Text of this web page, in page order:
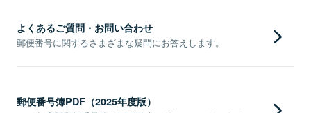
よくあるご質問・お問い合わせ
郵便番号に関するさまざまな疑問にお答えします。
郵便番号簿PDF（2025年度版）